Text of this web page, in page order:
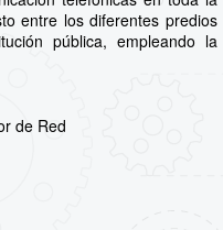
entre los diferentes predios
pública, empleando la
de Red